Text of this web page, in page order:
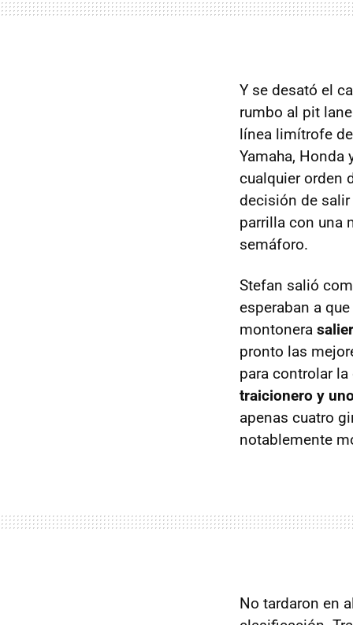
Y se desató el
rumbo al pit
línea limítrofe
Yamaha,
cualquier orden
decisión de
parrilla con una
semáforo.
Stefan salió
esperaban a
montonera
pronto las
para controlar
traicionero y
apenas cuatro
notablemente
No tardaron en